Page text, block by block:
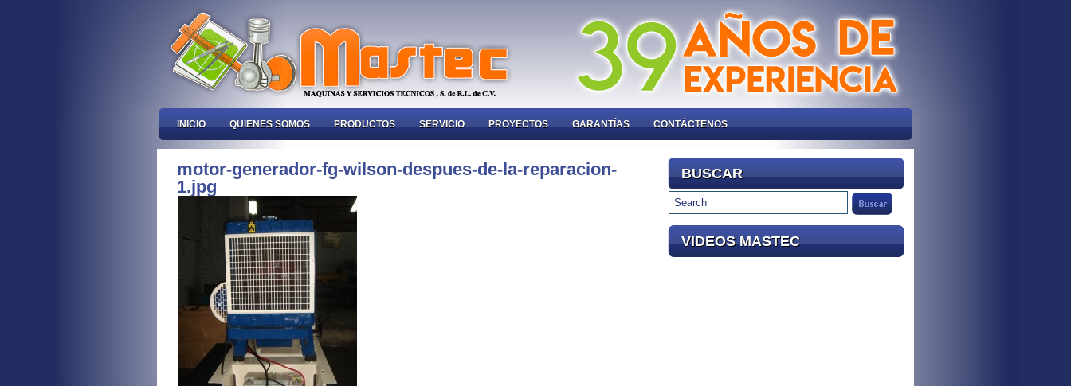
INICIO QUIENES SOMOS PRODUCTOS SERVICIO PROYECTOS GARANTÍAS CONTÁCTENOS
motor-generador-fg-wilson-despues-de-la-reparacion-
1.jpg
BUSCAR
VIDEOS MASTEC